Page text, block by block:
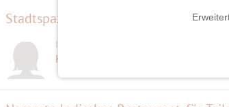
Stadtspaziergang rund um den
Initiatorin
Kate B.